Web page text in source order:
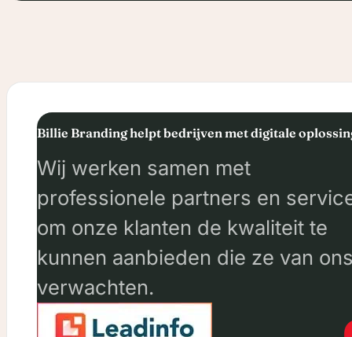
Billie Branding helpt bedrijven met digitale
Wij werken samen met
professionele partners en
om onze klanten de kwaliteit te
kunnen aanbieden die ze van
verwachten.